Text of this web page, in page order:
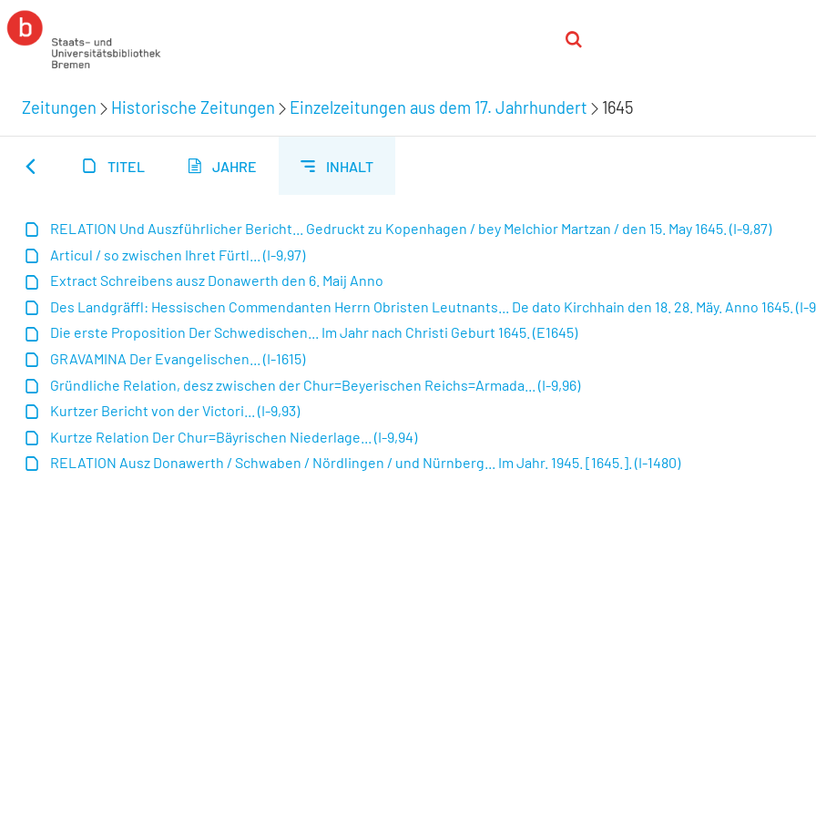
Zeitungen Historische Zeitungen Einzelzeitungen aus dem 17. Jahrhundert 1645
TITEL JAHRE INHALT
RELATION Und Auszführlicher Bericht... Gedruckt zu Kopenhagen / bey Melchior Martzan / den 15. May 1645. (I-9,87)
Articul / so zwischen Ihret Fürtl... (I-9,97)
Extract Schreibens ausz Donawerth den 6. Maij Anno
Des Landgräffl: Hessischen Commendanten Herrn Obristen Leutnants... De dato Kirchhain den 18. 28. Mäy. Anno 1645. (I-
Die erste Proposition Der Schwedischen... Im Jahr nach Christi Geburt 1645. (E1645)
GRAVAMINA Der Evangelischen... (I-1615)
Gründliche Relation, desz zwischen der Chur=Beyerischen Reichs=Armada... (I-9,96)
Kurtzer Bericht von der Victori... (I-9,93)
Kurtze Relation Der Chur=Bäyrischen Niederlage... (I-9,94)
RELATION Ausz Donawerth / Schwaben / Nördlingen / und Nürnberg... Im Jahr. 1945. [1645.]. (I-1480)